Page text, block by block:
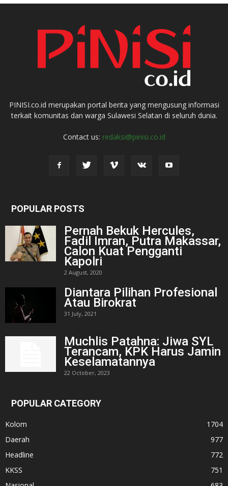
PINISI.co.id merupakan portal berita yang mengusung informasi
terkait komunitas dan warga Sulawesi Selatan di seluruh dunia.
Contact us: redaksi@pinisi.co.id
POPULAR POSTS
Pernah Bekuk Hercules,
Fadil Imran, Putra Makassar,
Calon Kuat Pengganti
Kapolri
2 August, 2020
Diantara Pilihan Profesional
Atau Birokrat
31 July, 2021
Muchlis Patahna: Jiwa SYL
Terancam, KPK Harus Jamin
Keselamatannya
22 October, 2023
POPULAR CATEGORY
Kolom
1704
Daerah
977
Headline
772
KKSS
751